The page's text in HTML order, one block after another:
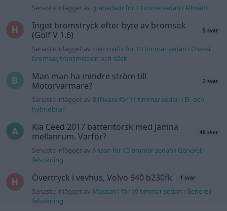
Senaste inlägget av granadadr för 1 timme sedan iAllmänt
Inget bromstryck efter byte av bromsok
(Golf V 1.6)
5 svar
Senaste inlägget av Hemmafix för 10 timmar sedan i Chassi,
bromsar, transmission och däck
Man man ha mindre ström till
Motorvärmare?
2 svar
Senaste inlägget av BilFixare för 11 timmar sedan i El- och
hybridbilar
Kia Ceed 2017 batteritorsk med jämna
mellanrum. Varför?
46 svar
Senaste inlägget avAnsan för 15 timmar sedan i Generell
felsökning
Övertryck i vevhus, Volvo 940 b230fk 1 svar
Senaste inlägget av Mossan1 för 19 timmar sedan i Generell
felsökning